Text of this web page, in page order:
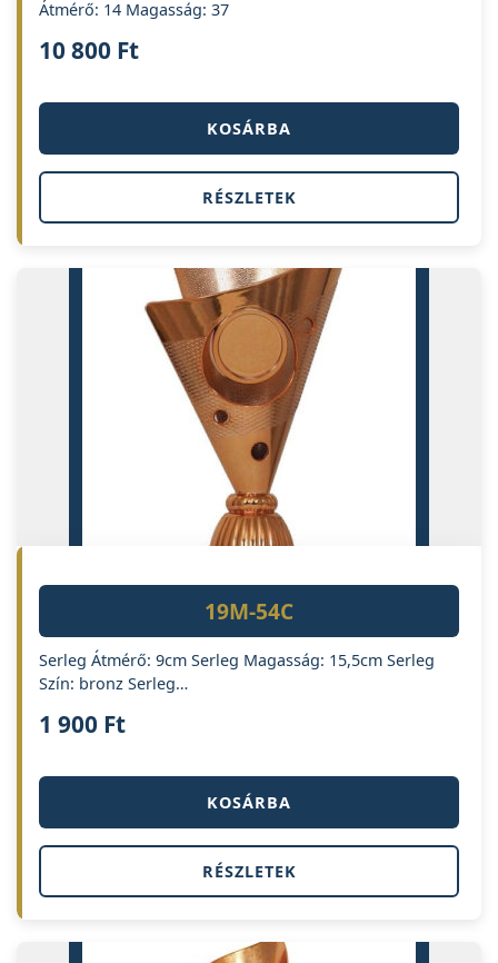
Átmérő: 14 Magasság: 37
10 800 Ft
KOSÁRBA
RÉSZLETEK
19M-54C
Serleg Átmérő: 9cm Serleg Magasság: 15,5cm Serleg
Szín: bronz Serleg…
1 900 Ft
KOSÁRBA
RÉSZLETEK